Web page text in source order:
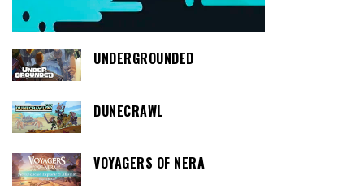
UNDERGROUNDED
DUNECRAWL
VOYAGERS OF NERA